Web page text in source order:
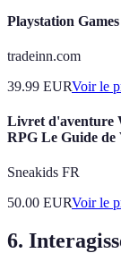
Playstation
tradeinn.com
39.99 EURVoir le
Livret d'aventure
RPG Le Guide
Sneakids FR
50.00 EURVoir le
6.